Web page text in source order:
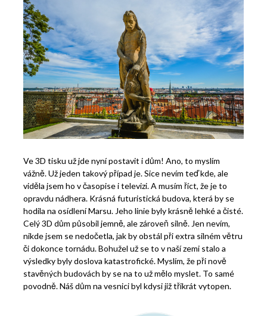
Ve 3D tisku už jde nyní postavit i dům! Ano, to myslím
vážně. Už jeden takový případ je. Sice nevím teď kde, ale
viděla jsem ho v časopise i televizi. A musím říct, že je to
opravdu nádhera. Krásná futuristická budova, která by se
hodila na osídlení Marsu. Jeho linie byly krásně lehké a čisté.
Celý 3D dům působil jemně, ale zároveň silně. Jen nevím,
nikde jsem se nedočetla, jak by obstál při extra silném větru
či dokonce tornádu. Bohužel už se to v naší zemi stalo a
výsledky byly doslova katastrofické. Myslím, že při nově
stavěných budovách by se na to už mělo myslet. To samé
povodně. Náš dům na vesnici byl kdysi již třikrát vytopen.